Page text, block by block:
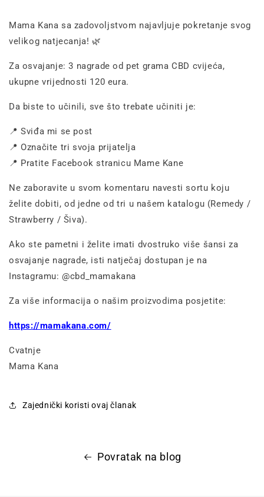
Mama Kana sa zadovoljstvom najavljuje pokretanje svog
velikog natjecanja! 🌿
Za osvajanje: 3 nagrade od pet grama CBD cvijeća,
ukupne vrijednosti 120 eura.
Da biste to učinili, sve što trebate učiniti je:
📍 Sviđa mi se post
📍 Označite tri svoja prijatelja
📍 Pratite Facebook stranicu Mame Kane
Ne zaboravite u svom komentaru navesti sortu koju
želite dobiti, od jedne od tri u našem katalogu (Remedy /
Strawberry / Šiva).
Ako ste pametni i želite imati dvostruko više šansi za
osvajanje nagrade, isti natječaj dostupan je na
Instagramu: @cbd_mamakana
Za više informacija o našim proizvodima posjetite:
https://mamakana.com/
Cvatnje
Mama Kana
Zajednički koristi ovaj članak
Povratak na blog